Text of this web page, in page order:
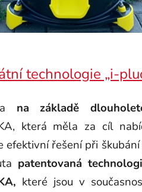
technologie „i-
na základě
která měla za cíl
efektivní řešení při
patentovaná
které jsou v